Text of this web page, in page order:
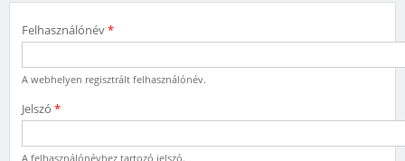
Felhasználónév*
A webhelyen regisztrált felhasználónév.
Jelszó *
A felhasználónévhez tartozó jelszó.